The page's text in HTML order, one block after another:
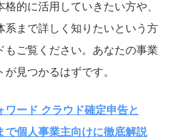
的に活用していきたい方や、
系まで詳しく知りたいという方
もご覧ください。あなたの事業
見つかるはずです。
ワード クラウド確定申告と
で個人事業主向けに徹底解説